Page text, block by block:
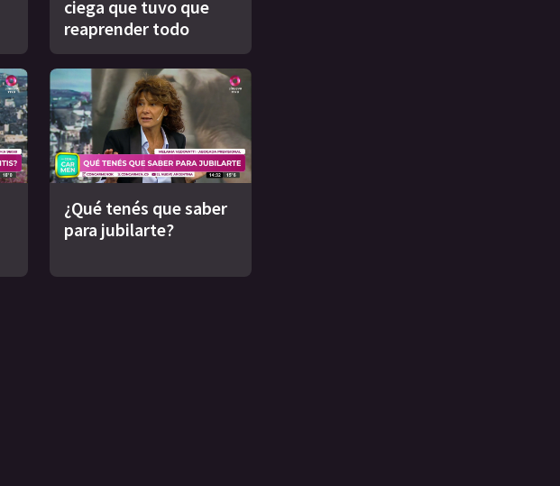
ciega que tuvo que
reaprender todo
¿Qué tenés que saber
para jubilarte?